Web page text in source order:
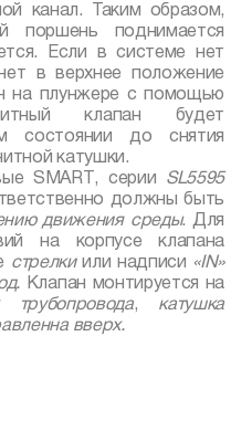
канал. Таким образом,
поршень поднимается
Если в системе нет
в верхнее положение
на плунжере с помощью
клапан будет
состоянии до снятия
катушки.
SMART, серии SL5595
должны быть
движения среды. Для
на корпусе клапана
стрелкиили надписи «IN»
Клапан монтируется на
трубопровода, катушка
вверх.